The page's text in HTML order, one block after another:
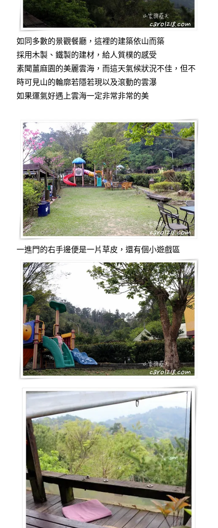
如同多數的景觀餐廳，這裡的建築依山而築
採用木製、鐵製的建材，給人質樸的感受
素聞薑麻園的美麗雲海，而這天氣候狀況不佳，但不
時可見山的輪廓若隱若現以及滾動的雲瀑
如果運氣好遇上雲海一定非常非常的美
一進門的右手邊便是一片草皮，還有個小遊戲區